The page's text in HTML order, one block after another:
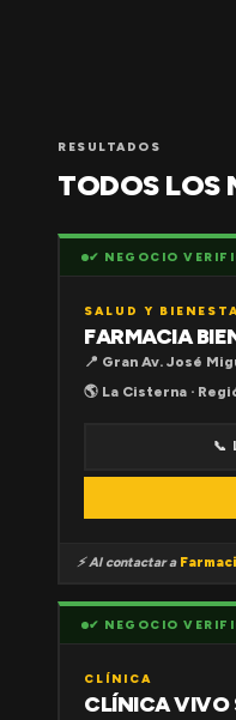
RESULTADOS
TODOS LOS
✔ NEGOCIO
SALUD Y
FARMACIA
📍 Gran Av. José
🌎 La Cisterna ·
📞
⚡ Al contactar a
✔ NEGOCIO
CLÍNICA
CLÍNICA VIVO